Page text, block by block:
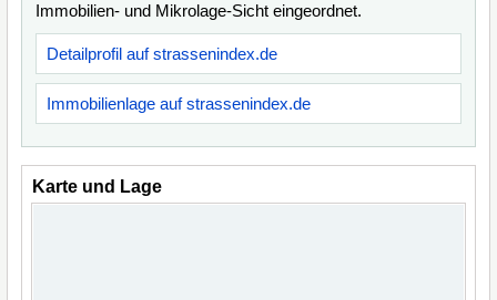
Immobilien- und Mikrolage-Sicht eingeordnet.
Detailprofil auf strassenindex.de
Immobilienlage auf strassenindex.de
Karte und Lage